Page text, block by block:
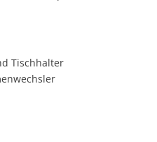
Tischhalter